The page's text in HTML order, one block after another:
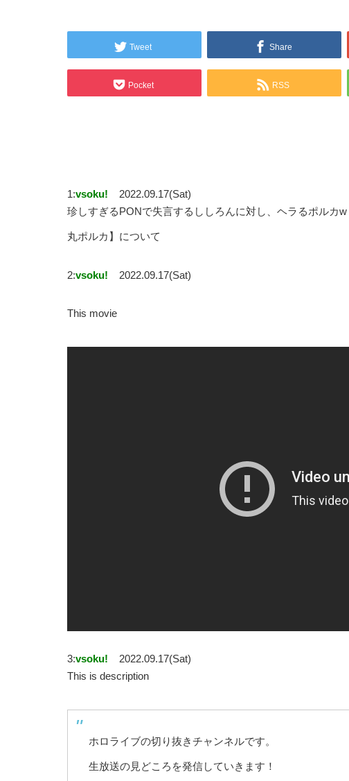
Tweet Share
Pocket RSS
1:vsoku!
2022.09.17(Sat)
珍しすぎるPONで失言するししろんに対し、ヘラるポルカ
丸ポルカ】について
2:vsoku! 2022.09.17(Sat)
This movie
3:vsoku!
2022.09.17(Sat)
This is description
ホロライブの切り抜きチャンネルです。
生放送の見どころを発信していきます！